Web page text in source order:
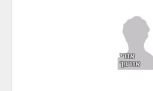
אורי
אורבך